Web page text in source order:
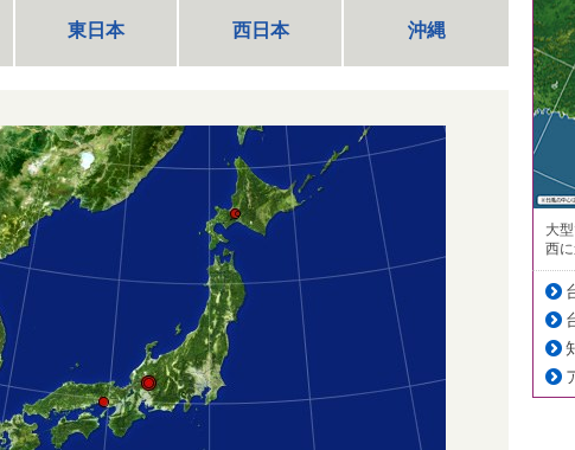
東日本 西日本 沖縄
大
西